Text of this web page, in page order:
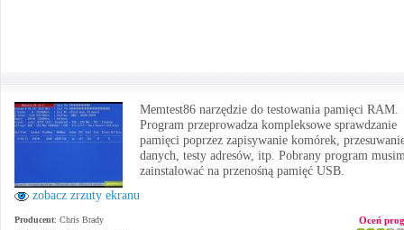
zobacz zrzuty ekranu
Memtest86 narzędzie do testowania pamięci RAM.
Program przeprowadza kompleksowe sprawdzanie
pamięci poprzez zapisywanie komórek,
danych, testy adresów, itp. Pobrany program
zainstalować na przenośną pamięć USB.
Producent: Chris Brady
Oceń